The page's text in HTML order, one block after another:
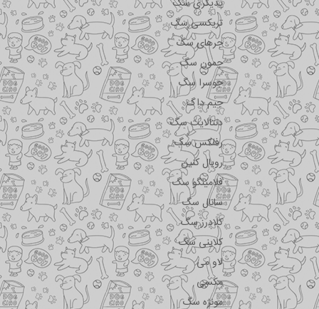
پدیگری سگ
تریکسی سگ
جرهای سگ
جمون سگ
جوسرا سگ
جیم داگ
دنتالایت سگ
رفلکس سگ
رویال کنین
فلامینگو سگ
سانال سگ
کلادرز سگ
کلاینی سگ
لاو می
مکسی
مونژه سگ